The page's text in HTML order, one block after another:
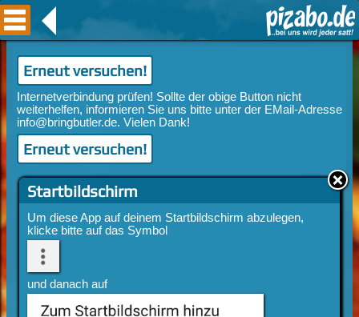
Startbildschirm
Um diese App auf deinem Startbildschirm abzulegen,
klicke bitte auf das Symbol
und danach auf
Erneut versuchen!
Erneut versuchen!